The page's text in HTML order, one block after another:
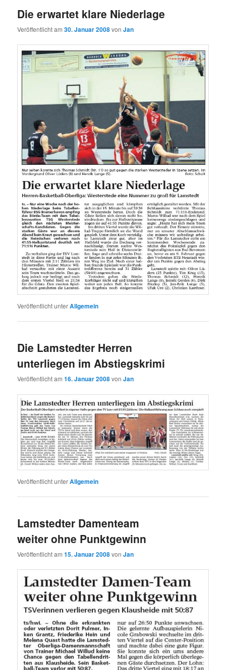
Die erwartet klare Niederlage
Veröffentlicht am30. Januar 2008vonJan
Veröffentlicht unterAllgemein
Die Lamstedter Herren
unterliegen im Abstiegskrimi
Veröffentlicht am16. Januar 2008vonJan
Veröffentlicht unterAllgemein
Lamstedter Damenteam
weiter ohne Punktgewinn
Veröffentlicht am15. Januar 2008vonJan